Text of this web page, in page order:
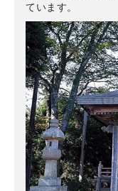
ています。